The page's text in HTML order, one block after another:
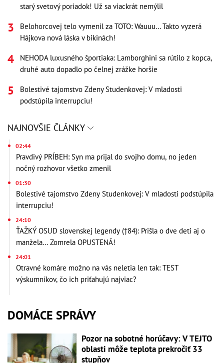
starý svetový poriadok! Už sa viackrát nemýlil
Belohorcovej telo vymenil za TOTO: Wauuu... Takto vyzerá
Hájkova nová láska v bikinách!
NEHODA luxusného športiaka: Lamborghini sa rútilo z kopca,
druhé auto dopadlo po čelnej zrážke horšie
Bolestivé tajomstvo Zdeny Studenkovej: V mladosti
podstúpila interrupciu!
NAJNOVŠIE ČLÁNKY
02:44
Pravdivý PRÍBEH: Syn ma prijal do svojho domu, no jeden
nočný rozhovor všetko zmenil
01:30
Bolestivé tajomstvo Zdeny Studenkovej: V mladosti podstúpila
interrupciu!
24:10
ŤAŽKÝ OSUD slovenskej legendy (†84): Prišla o dve deti aj o
manžela... Zomrela OPUSTENÁ!
24:01
Otravné komáre možno na vás neletia len tak: TEST
výskumníkov, čo ich priťahujú najviac?
DOMÁCE SPRÁVY
Pozor na sobotné horúčavy: V TEJTO
oblasti môže teplota prekročiť 33
stupňov